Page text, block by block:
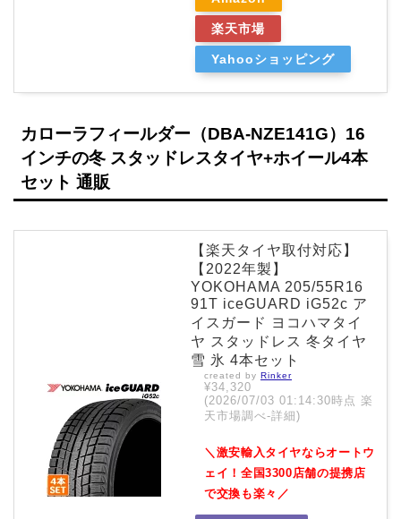
楽天市場
Yahooショッピング
カローラフィールダー（DBA-NZE141G）16
インチの冬 スタッドレスタイヤ+ホイール4本
セット 通販
【楽天タイヤ取付対応】
【2022年製】
YOKOHAMA 205/55R16
91T iceGUARD iG52c ア
イスガード ヨコハマタイ
ヤ スタッドレス 冬タイヤ
雪 氷 4本セット
created by Rinker
¥34,320
(2026/07/03 01:14:30時点 楽
天市場調べ-詳細)
＼激安輸入タイヤならオートウ
ェイ！全国3300店舗の提携店
で交換も楽々／